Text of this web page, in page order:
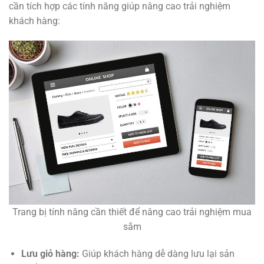
cần tích hợp các tính năng giúp nâng cao trải nghiệm
khách hàng:
Trang bị tính năng cần thiết để nâng cao trải nghiệm mua
sắm
Lưu giỏ hàng: Giúp khách hàng dễ dàng lưu lại sản